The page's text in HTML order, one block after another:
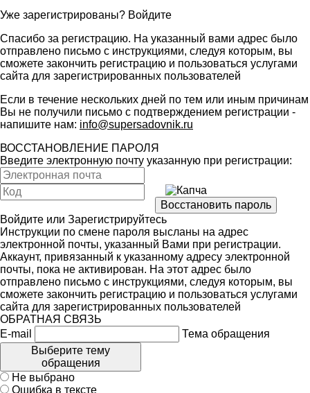
Уже зарегистрированы? Войдите
Спасибо за регистрацию. На указанный вами адрес было
отправлено письмо с инструкциями, следуя которым, вы
сможете закончить регистрацию и пользоваться услугами
сайта для зарегистрированных пользователей
Если в течение нескольких дней по тем или иным причинам
Вы не получили письмо с подтверждением регистрации -
напишите нам: info@supersadovnik.ru
ВОССТАНОВЛЕНИЕ ПАРОЛЯ
Введите электронную почту указанную при регистрации:
Войдите или Зарегистрируйтесь
Инструкции по смене пароля высланы на адрес
электронной почты, указанный Вами при регистрации.
Аккаунт, привязанный к указанному адресу электронной
почты, пока не активирован. На этот адрес было
отправлено письмо с инструкциями, следуя которым, вы
сможете закончить регистрацию и пользоваться услугами
сайта для зарегистрированных пользователей
ОБРАТНАЯ СВЯЗЬ
E-mail
Тема обращения
Выберите тему
обращения
Не выбрано
Ошибка в тексте